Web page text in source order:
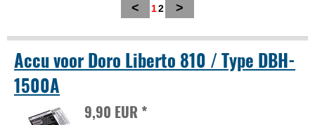
< 12 >
Accu voor Doro Liberto 810 / Type DBH-
1500A
9,90 EUR *